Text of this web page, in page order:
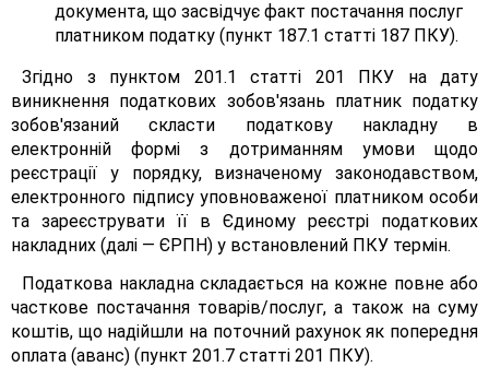
документа, що засвідчує факт постачання послуг
платником податку (пункт 187.1 статті 187 ПКУ).
Згідно з пунктом 201.1 статті 201 ПКУ на дату
виникнення податкових зобов'язань платник податку
зобов'язаний скласти податкову накладну в
електронній формі з дотриманням умови щодо
реєстрації у порядку, визначеному законодавством,
електронного підпису уповноваженої платником особи
та зареєструвати її в Єдиному реєстрі податкових
накладних (далі — ЄРПН) у встановлений ПКУ термін.
Податкова накладна складається на кожне повне або
часткове постачання товарів/послуг, а також на суму
коштів, що надійшли на поточний рахунок як попередня
оплата (аванс) (пункт 201.7 статті 201 ПКУ).